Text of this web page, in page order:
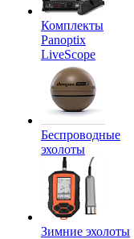
Комплекты
Panoptix
LiveScope
Беспроводные
эхолоты
Зимние эхолоты